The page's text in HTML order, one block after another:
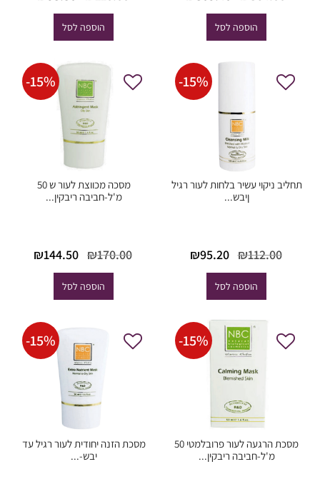
היה:
₪364.00.הוספה לסל
היה:
₪110.00.הוספה לסל
-15%
תחליב ניקוי עשיר בלחות לעור רגיל
ןיבש...
₪112.00
המחיר
היה:
₪112.00.
₪95.20
הוספה לסל
-15%
מסכה מכווצת לעור ש 50
מ'ל-חביבה ריבקין...
₪170.00
המחיר
היה:
₪170.00.
₪144.50
הוספה לסל
-15%
מסכת הרגעה לעור פרובלמטי 50
מ'ל-חביבה ריבקין...
-15%
מסכת הזנה יחודית לעור רגיל עד
יבש-...